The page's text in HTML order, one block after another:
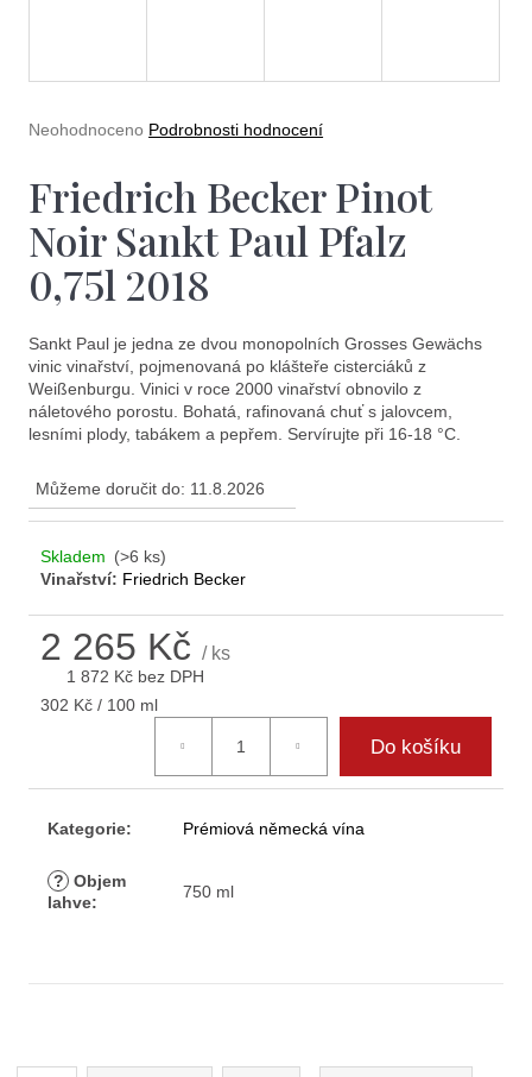
Průměrné
je
0,0
z
5
hvězdiček.
Neohodnoceno Podrobnosti hodnocení
Friedrich Becker Pinot
Noir Sankt Paul Pfalz
0,75l 2018
Sankt Paul je jedna ze dvou monopolních Grosses Gewächs
vinic vinařství, pojmenovaná po klášteře cisterciáků z
Weißenburgu. Vinici v roce 2000 vinařství obnovilo z
náletového porostu. Bohatá, rafinovaná chuť s jalovcem,
lesními plody, tabákem a pepřem. Servírujte při 16-18 °C.
Můžeme doručit do: 11.8.2026
Skladem (>6 ks)
Vinařství: Friedrich Becker
2 265 Kč/ ks
1 872 Kč bez DPH
Měrná
302 Kč / 100 ml
Do košíku
Kategorie: Prémiová německá vína
? Objem
lahve:
750 ml
e
n
j
í
t
?
p
e